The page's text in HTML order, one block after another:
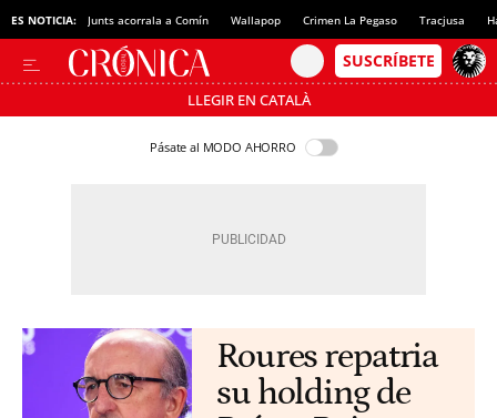
ES NOTICIA: Junts acorrala a Comín Wallapop Crimen La Pegaso Tracjusa
LLEGIR EN CATALÀ
Pásate al MODO AHORRO
Roures repatria
su holding de